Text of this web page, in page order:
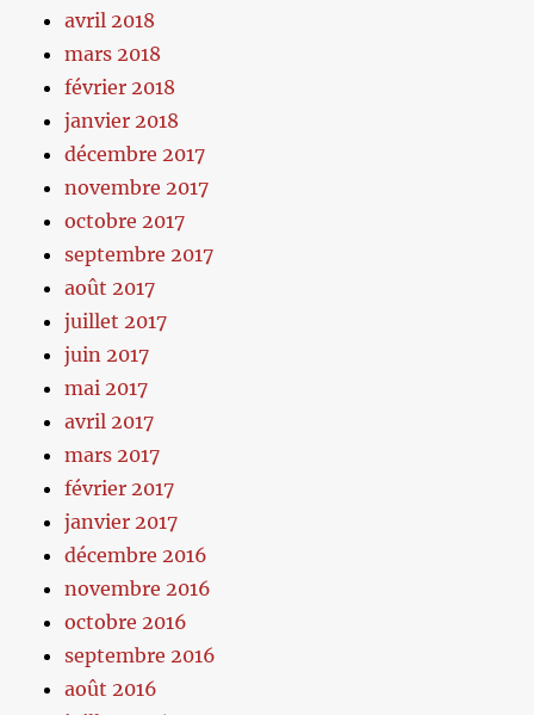
avril 2018
mars 2018
février 2018
janvier 2018
décembre 2017
novembre 2017
octobre 2017
septembre 2017
août 2017
juillet 2017
juin 2017
mai 2017
avril 2017
mars 2017
février 2017
janvier 2017
décembre 2016
novembre 2016
octobre 2016
septembre 2016
août 2016